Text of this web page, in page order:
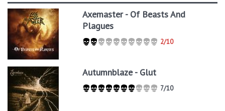
Axemaster - Of Beasts And
Plagues
2/10
Autumnblaze - Glut
7/10